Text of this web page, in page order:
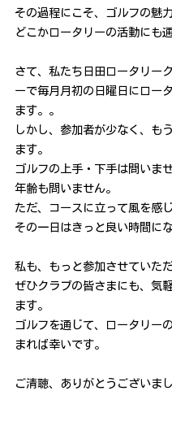
その過程にこそ、ゴルフの魅
どこかロータリーの活動にも
さて、私たち日田ロータリー
ーで毎月月初の日曜日にロー
ます。。
しかし、参加者が少なく、も
ます。
ゴルフの上手・下手は問いませ
年齢も問いません。
ただ、コースに立って風を感
その一日はきっと良い時間にな
私も、もっと参加させていた
ぜひクラブの皆さまにも、気
ます。
ゴルフを通じて、ロータリ
まれば幸いです。
ご清聴、ありがとうございまし